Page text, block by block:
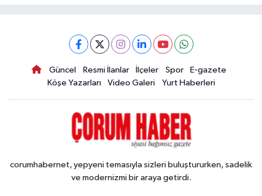
Güncel Resmi İlanlar İlçeler Spor
E-gazete
Köşe Yazarları
Video Galeri Yurt Haberleri
corumhabernet, yepyeni temasıyla sizleri buluştururken, sadelik
ve modernizmi bir araya getirdi.